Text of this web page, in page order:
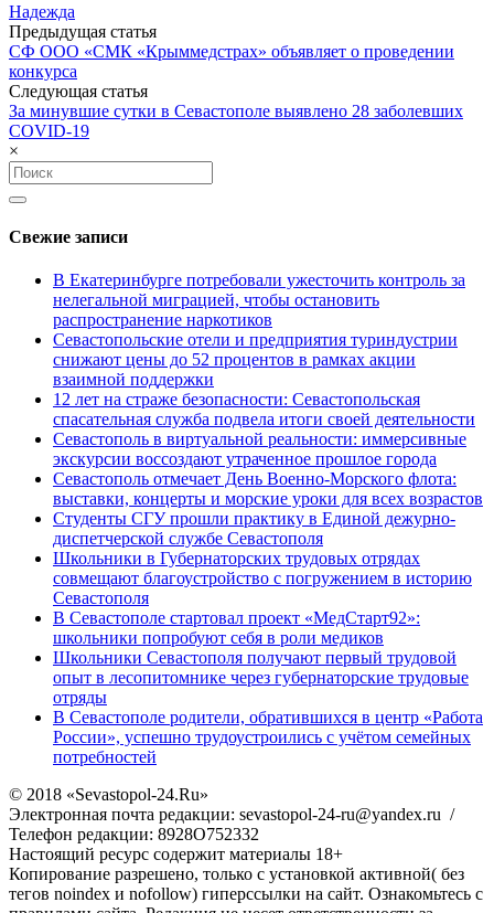
Надежда
Post
navigation
Предыдущая статья
СФ ООО «СМК «Крыммедстрах» объявляет о проведении
конкурса
Следующая статья
За минувшие сутки в Севастополе выявлено 28 заболевших
COVID-19
×
Search
for:
Свежие записи
В Екатеринбурге потребовали ужесточить контроль за
нелегальной миграцией, чтобы остановить
распространение наркотиков
Севастопольские отели и предприятия туриндустрии
снижают цены до 52 процентов в рамках акции
взаимной поддержки
12 лет на страже безопасности: Севастопольская
спасательная служба подвела итоги своей деятельности
Севастополь в виртуальной реальности: иммерсивные
экскурсии воссоздают утраченное прошлое города
Севастополь отмечает День Военно-Морского флота:
выставки, концерты и морские уроки для всех возрастов
Студенты СГУ прошли практику в Единой дежурно-
диспетчерской службе Севастополя
Школьники в Губернаторских трудовых отрядах
совмещают благоустройство с погружением в историю
Севастополя
В Севастополе стартовал проект «МедСтарт92»:
школьники попробуют себя в роли медиков
Школьники Севастополя получают первый трудовой
опыт в лесопитомнике через губернаторские трудовые
отряды
В Севастополе родители, обратившихся в центр «Работа
России», успешно трудоустроились с учётом семейных
потребностей
© 2018 «Sevastopol-24.Ru»
Электронная почта редакции: sevastopol-24-ru@yandex.ru /
Телефон редакции: 8928O752332
Настоящий ресурс содержит материалы 18+
Копирование разрешено, только с установкой активной( без
тегов noindex и nofollow) гиперссылки на сайт. Ознакомьтесь с